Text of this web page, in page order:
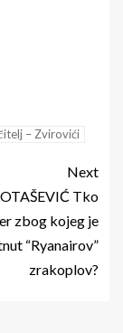
– Zvirovići
Next
Tko
zbog kojeg je
“Ryanairov”
zrakoplov?